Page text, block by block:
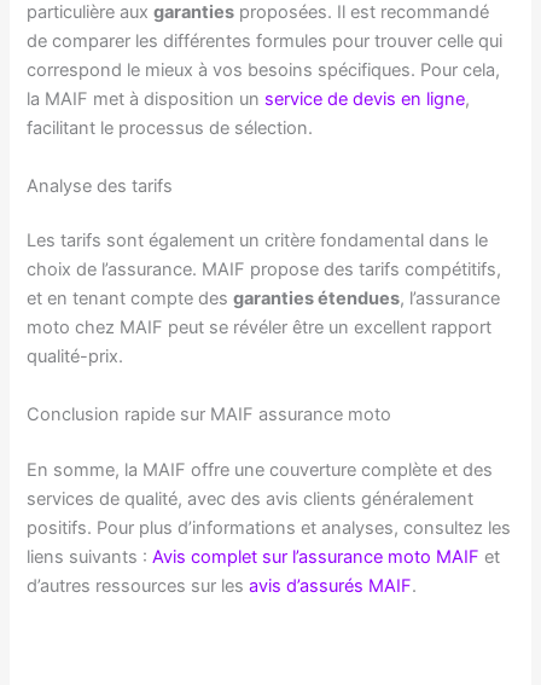
particulière auxgaranties proposées. Il est recommandé
de comparer les différentes formules pour trouver celle qui
correspond le mieux à vos besoins spécifiques. Pour cela,
la MAIF met à disposition un service de devis en ligne,
facilitant le processus de sélection.
Analyse des tarifs
Les tarifs sont également un critère fondamental dans le
choix de l’assurance. MAIF propose des tarifs compétitifs,
et en tenant compte desgaranties étendues, l’assurance
moto chez MAIF peut se révéler être un excellent rapport
qualité-prix.
Conclusion rapide sur MAIF assurance moto
En somme, la MAIF offre une couverture complète et des
services de qualité, avec des avis clients généralement
positifs. Pour plus d’informations et analyses, consultez les
liens suivants :Avis complet sur l’assurance moto MAIF et
d’autres ressources sur lesavis d’assurés MAIF.